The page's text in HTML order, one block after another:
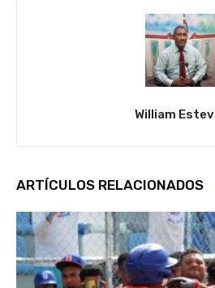
William
ARTÍCULOS RELACIONADOS